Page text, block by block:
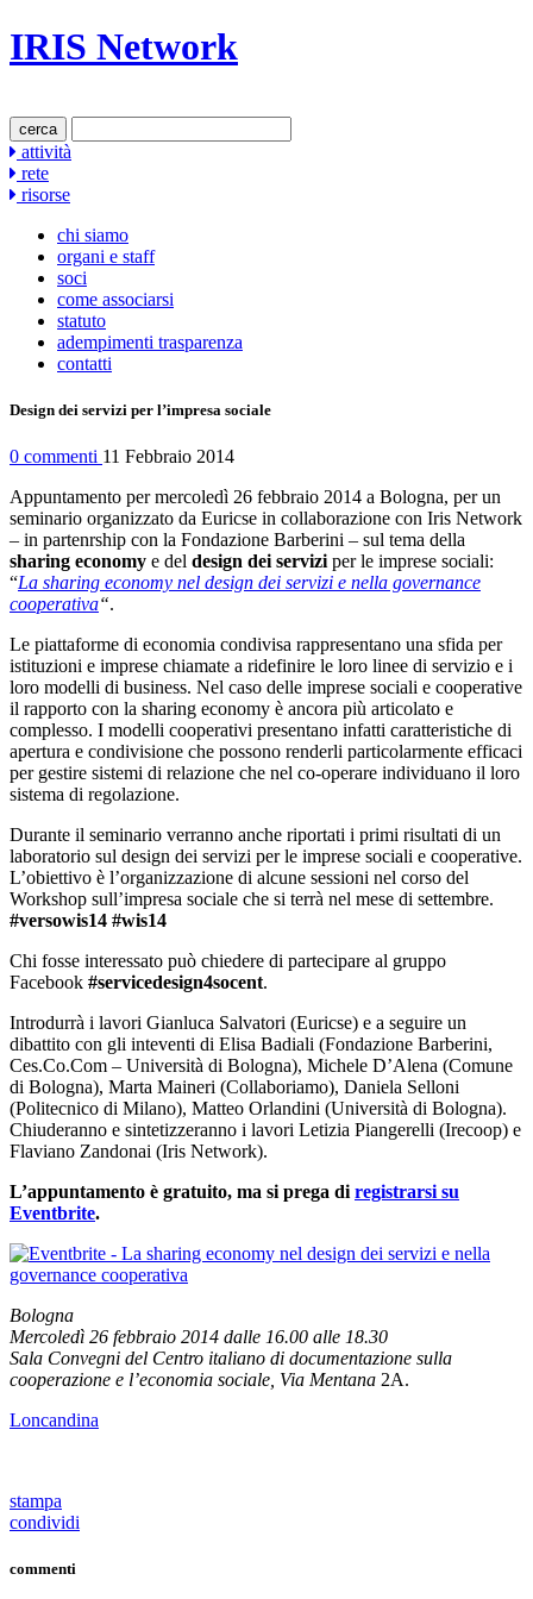
IRIS Network
cerca
attività
rete
risorse
chi siamo
organi e staff
soci
come associarsi
statuto
adempimenti trasparenza
contatti
Design dei servizi per l’impresa sociale
0 commenti 11 Febbraio 2014
Appuntamento per mercoledì 26 febbraio 2014 a Bologna, per un
seminario organizzato da Euricse in collaborazione con Iris Network
– in partenrship con la Fondazione Barberini – sul tema della
sharing economy e del design dei servizi per le imprese sociali:
“La sharing economy nel design dei servizi e nella governance
cooperativa“.
Le piattaforme di economia condivisa rappresentano una sfida per
istituzioni e imprese chiamate a ridefinire le loro linee di servizio e i
loro modelli di business. Nel caso delle imprese sociali e cooperative
il rapporto con la sharing economy è ancora più articolato e
complesso. I modelli cooperativi presentano infatti caratteristiche di
apertura e condivisione che possono renderli particolarmente efficaci
per gestire sistemi di relazione che nel co-operare individuano il loro
sistema di regolazione.
Durante il seminario verranno anche riportati i primi risultati di un
laboratorio sul design dei servizi per le imprese sociali e cooperative.
L’obiettivo è l’organizzazione di alcune sessioni nel corso del
Workshop sull’impresa sociale che si terrà nel mese di settembre.
#versowis14 #wis14
Chi fosse interessato può chiedere di partecipare al gruppo
Facebook #servicedesign4socent.
Introdurrà i lavori Gianluca Salvatori (Euricse) e a seguire un
dibattito con gli inteventi di Elisa Badiali (Fondazione Barberini,
Ces.Co.Com – Università di Bologna), Michele D’Alena (Comune
di Bologna), Marta Maineri (Collaboriamo), Daniela Selloni
(Politecnico di Milano), Matteo Orlandini (Università di Bologna).
Chiuderanno e sintetizzeranno i lavori Letizia Piangerelli (Irecoop) e
Flaviano Zandonai (Iris Network).
L’appuntamento è gratuito, ma si prega di registrarsi su
Eventbrite.
Bologna
Mercoledì 26 febbraio 2014 dalle 16.00 alle 18.30
Sala Convegni del Centro italiano di documentazione sulla
cooperazione e l’economia sociale, Via Mentana 2A.
Loncandina
stampa
condividi
commenti